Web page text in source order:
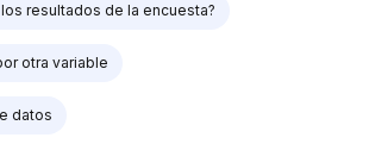
resultados de la encuesta?
otra variable
datos